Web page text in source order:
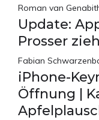
Roman van
Update:
Prosser
Fabian
iPhone-
Öffnung |